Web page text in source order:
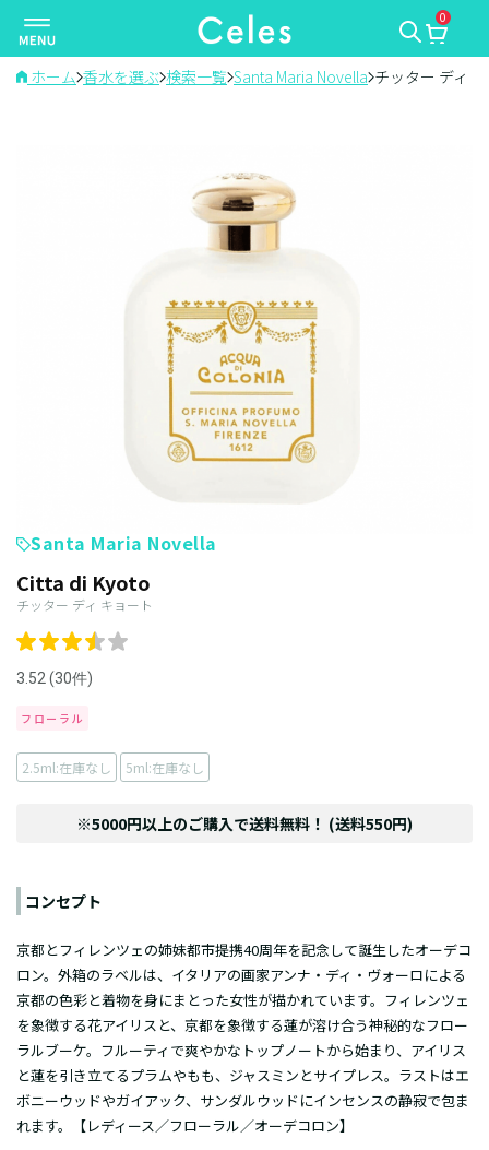
ナ
ビ
ゲ
0
ホーム 香水を選ぶ 検索一覧 Santa Maria Novella チッター ディ
Santa Maria Novella
Citta di Kyoto
チッター ディ キョート
3.52 (30件)
フローラル
2.5ml:在庫なし 5ml:在庫なし
※5000円以上のご購入で送料無料！ (送料550円)
コンセプト
京都とフィレンツェの姉妹都市提携40周年を記念して誕生したオーデコ
ロン。外箱のラベルは、イタリアの画家アンナ・ディ・ヴォーロによる
京都の色彩と着物を身にまとった女性が描かれています。フィレンツェ
を象徴する花アイリスと、京都を象徴する蓮が溶け合う神秘的なフロー
ラルブーケ。フルーティで爽やかなトップノートから始まり、アイリス
と蓮を引き立てるプラムやもも、ジャスミンとサイプレス。ラストはエ
ボニーウッドやガイアック、サンダルウッドにインセンスの静寂で包ま
れます。【レディース／フローラル／オーデコロン】